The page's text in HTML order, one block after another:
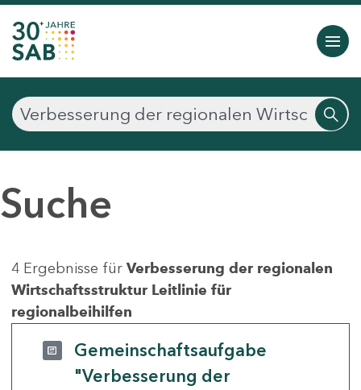
Suche
4 Ergebnisse für Verbesserung der regionalen
Wirtschaftsstruktur Leitlinie für
regionalbeihilfen
Gemeinschaftsaufgabe
"Verbesserung der